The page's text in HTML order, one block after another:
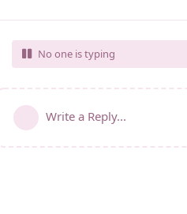
No one is typing
Write a Reply...